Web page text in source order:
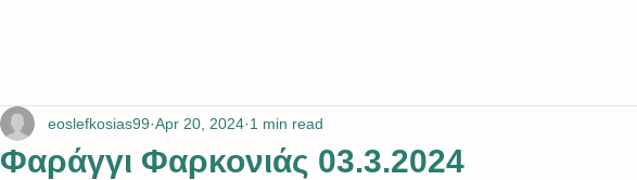
Φαράγγι Φαρκονιάς 03.3.2024
eoslefkosias99 Apr 20, 2024 1 min read